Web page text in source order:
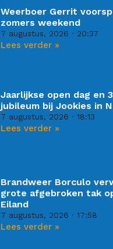
Weerboer Gerrit
zomers weekend
7 augustus, 2026 20:37
Lees verder »
Jaarlijkse open dag en
jubileum bij Jookies in
7 augustus, 2026 18:13
Lees verder »
Brandweer Borculo
grote afgebroken tak
Eiland
7 augustus, 2026 17:58
Lees verder »